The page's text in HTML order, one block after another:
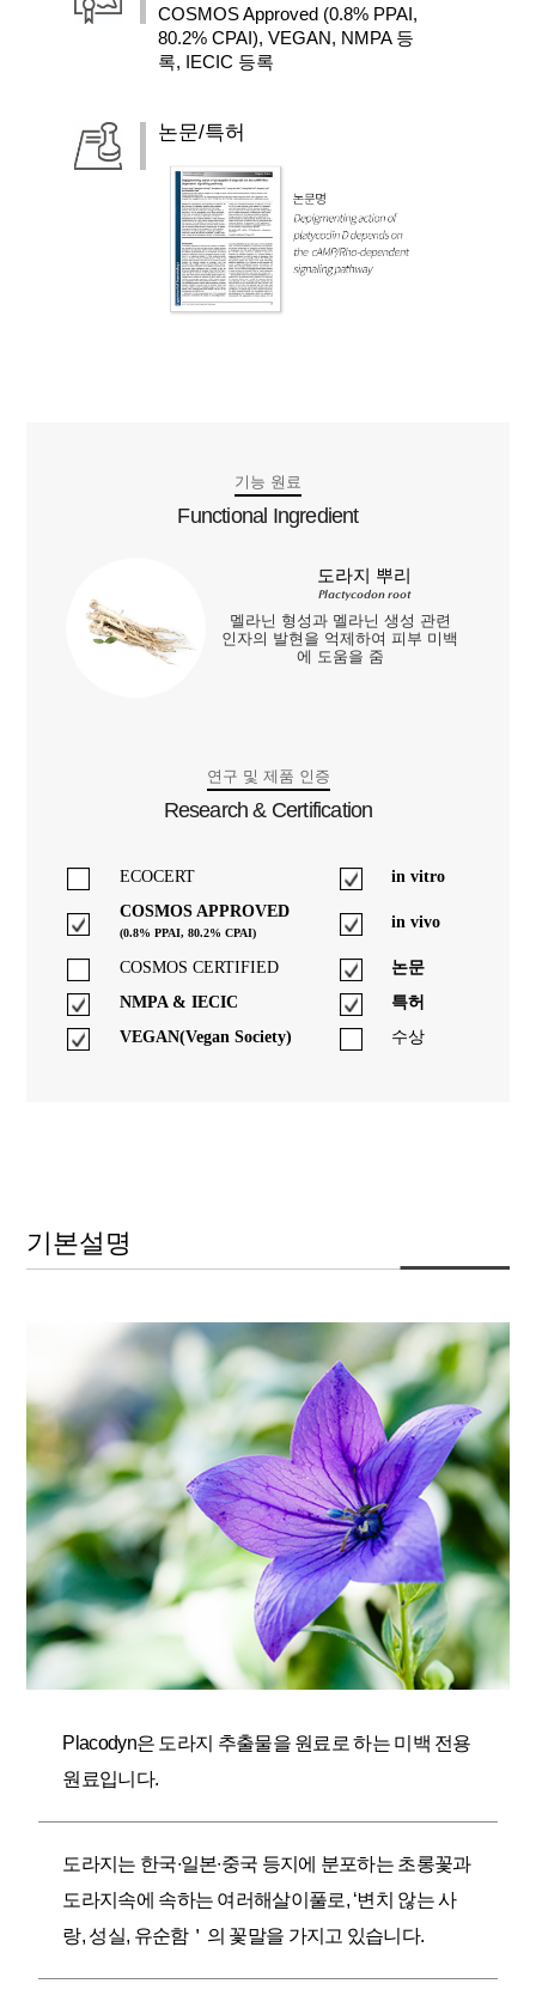
COSMOS Approved (0.8% PPAI,
80.2% CPAI), VEGAN, NMPA 등
록, IECIC 등록
논문/특허
기능 원료
Functional Ingredient
도라지 뿌리
Plactycodon root
멜라닌 형성과 멜라닌 생성 관련
인자의 발현을 억제하여 피부 미백
에 도움을 줌
연구 및 제품 인증
Research & Certification
ECOCERT
in vitro
COSMOS APPROVED
(0.8% PPAI, 80.2% CPAI)
in vivo
COSMOS CERTIFIED
논문
NMPA & IECIC
특허
VEGAN(Vegan Society)
수상
기본설명
Placodyn은 도라지 추출물을 원료로 하는 미백 전용
원료입니다.
도라지는 한국∙일본∙중국 등지에 분포하는 초롱꽃과
도라지속에 속하는 여러해살이풀로, ‘변치 않는 사
랑, 성실, 유순함＇의 꽃말을 가지고 있습니다.